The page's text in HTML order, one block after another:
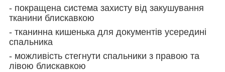
- покращена система захисту від закушування
тканини блискавкою
- тканинна кишенька для документів усередині
спальника
- можливість стегнути спальники з правою та
лівою блискавкою